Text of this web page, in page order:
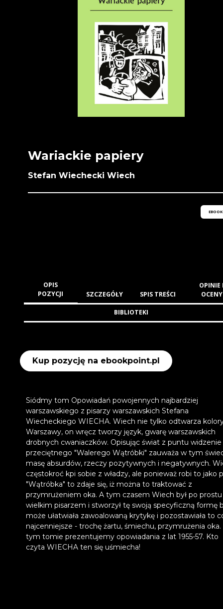
Wariackie papiery
Stefan Wiechecki Wiech
EBOOK
OPIS
POZYCJI
SZCZEGÓŁY SPIS TREŚCI
OPINIE
OCENY
BIBLIOTEKI
Kup pozycję na ebookpoint.pl
Siódmy tom Opowiadań powojennych najbardziej
warszawskiego z pisarzy warszawskich Stefana
Wiecheckiego WIECHA. Wiech nie tylko odtwarza
Warszawy, on wręcz tworzy język, gwarę warszawskich
drobnych cwaniaczków. Opisując świat z puntu widzenie
przeciętnego "Walerego Wątróbki" zauważa w tym
masę absurdów, rzeczy pozytywnych i negatywnych.
częstokroć kpi sobie z władzy, ale ponieważ robi to jako
"Wątróbka" to zdaje się, iż można to traktować z
przymrużeniem oka. A tym czasem Wiech był po prostu
wielkim pisarzem i stworzył tę swoją specyficzną formę
może ułatwiała zawoalowaną krytykę i pozostawiała to
najcenniejsze - trochę żartu, śmiechu, przymrużenia
tym tomie prezentujemy opowiadania z lat 1955-57. Kto
czyta WIECHA ten się uśmiecha!